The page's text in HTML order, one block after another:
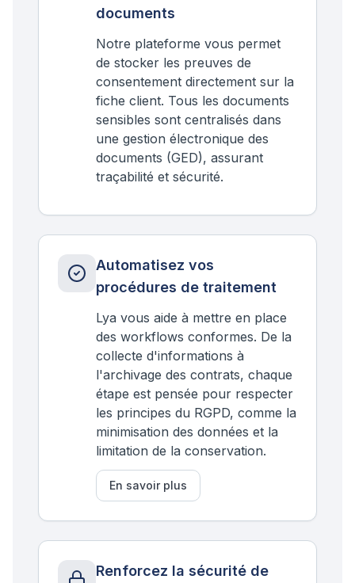
documents
Notre plateforme vous permet
de stocker les preuves de
consentement directement sur la
fiche client. Tous les documents
sensibles sont centralisés dans
une gestion électronique des
documents (GED), assurant
traçabilité et sécurité.
Automatisez vos
procédures de traitement
Lya vous aide à mettre en place
des workflows conformes. De la
collecte d'informations à
l'archivage des contrats, chaque
étape est pensée pour respecter
les principes du RGPD, comme la
minimisation des données et la
limitation de la conservation.
En savoir plus
Renforcez la sécurité de